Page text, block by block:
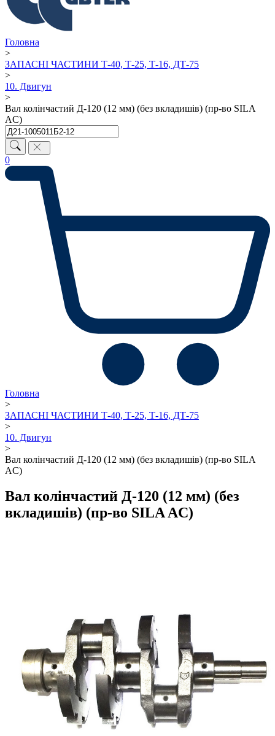
Головна
>
ЗАПАСНІ ЧАСТИНИ Т-40, Т-25, Т-16, ДТ-75
>
10. Двигун
>
Вал колінчастий Д-120 (12 мм) (без вкладишів) (пр-во SILA
AC)
0
Головна
>
ЗАПАСНІ ЧАСТИНИ Т-40, Т-25, Т-16, ДТ-75
>
10. Двигун
>
Вал колінчастий Д-120 (12 мм) (без вкладишів) (пр-во SILA
AC)
Вал колінчастий Д-120 (12 мм) (без
вкладишів) (пр-во SILA AC)